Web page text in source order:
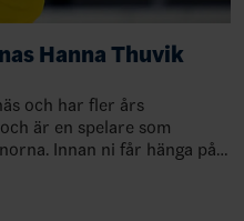
Hanna Thuvik
och har fler års
är en spelare som
Innan ni får hänga på